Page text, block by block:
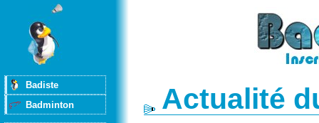
Badiste
Badminton
Actualité